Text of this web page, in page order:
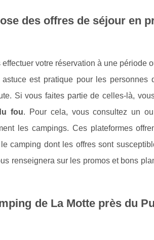
des offres de séjour en
votre réservation à une période
est pratique pour les personnes
Si vous faites partie de celles-là,
fou. Pour cela, vous consultez un
les campings. Ces plateformes
camping dont les offres sont
renseignera sur les promos et bons
de La Motte près du